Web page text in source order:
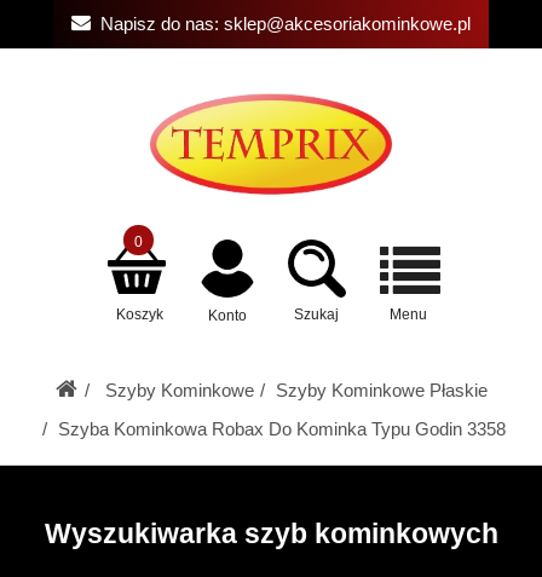
Napisz do nas: sklep@akcesoriakominkowe.pl
Koszyk
0
Konto Szukaj Menu
Szyby Kominkowe
Szyby Kominkowe Płaskie
Szyba Kominkowa Robax Do Kominka Typu Godin 3358
Wyszukiwarka szyb kominkowych